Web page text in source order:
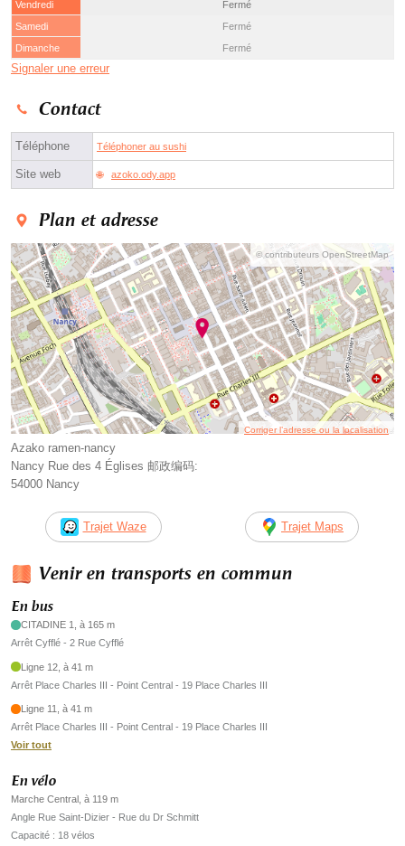
Vendredi
Fermé
Samedi
Fermé
Dimanche
Fermé
Signaler une erreur
Contact
Téléphone Téléphoner au sushi
Site web azoko.ody.app
Plan et adresse
© contributeurs OpenStreetMap
Corriger l’adresse ou la localisation
Azako ramen-nancy
Nancy Rue des 4 Églises 邮政编码:
54000 Nancy
Trajet Waze Trajet Maps
Venir en transports en commun
En bus
CITADINE 1, à 165 m
Arrêt Cyfflé - 2 Rue Cyfflé
Ligne 12, à 41 m
Arrêt Place Charles III - Point Central - 19 Place Charles III
Ligne 11, à 41 m
Arrêt Place Charles III - Point Central - 19 Place Charles III
Voir tout
En vélo
Marche Central, à 119 m
Angle Rue Saint-Dizier - Rue du Dr Schmitt
Capacité : 18 vélos